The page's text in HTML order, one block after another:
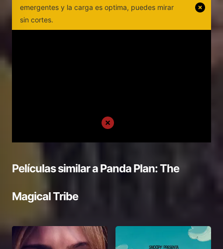
emergentes y la carga es optima, puedes mirar
sin cortes.
Películas similar aPanda Plan: The
Magical Tribe